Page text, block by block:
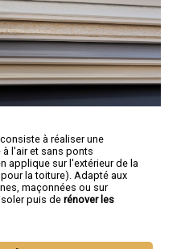
consiste à réaliser une
l'air et sans ponts
applique sur l'extérieur de la
la toiture). Adapté aux
maçonnées ou sur
puis de rénover les